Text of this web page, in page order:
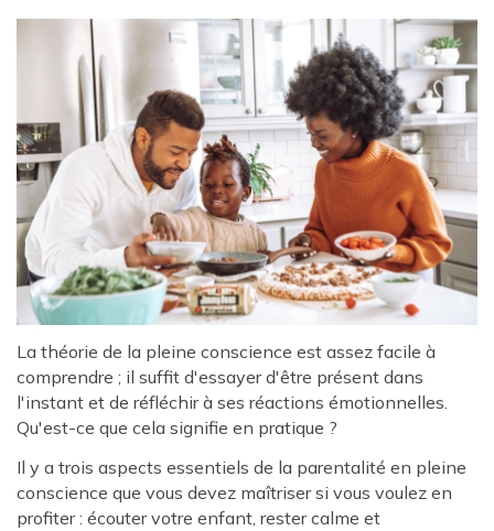
La théorie de la pleine conscience est assez facile à
comprendre ; il suffit d'essayer d'être présent dans
l'instant et de réfléchir à ses réactions émotionnelles.
Qu'est-ce que cela signifie en pratique ?
Il y a trois aspects essentiels de la parentalité en pleine
conscience que vous devez maîtriser si vous voulez en
profiter : écouter votre enfant, rester calme et